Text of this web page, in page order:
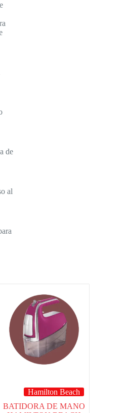
de
al
Hamilton Beach
BATIDORA DE MANO